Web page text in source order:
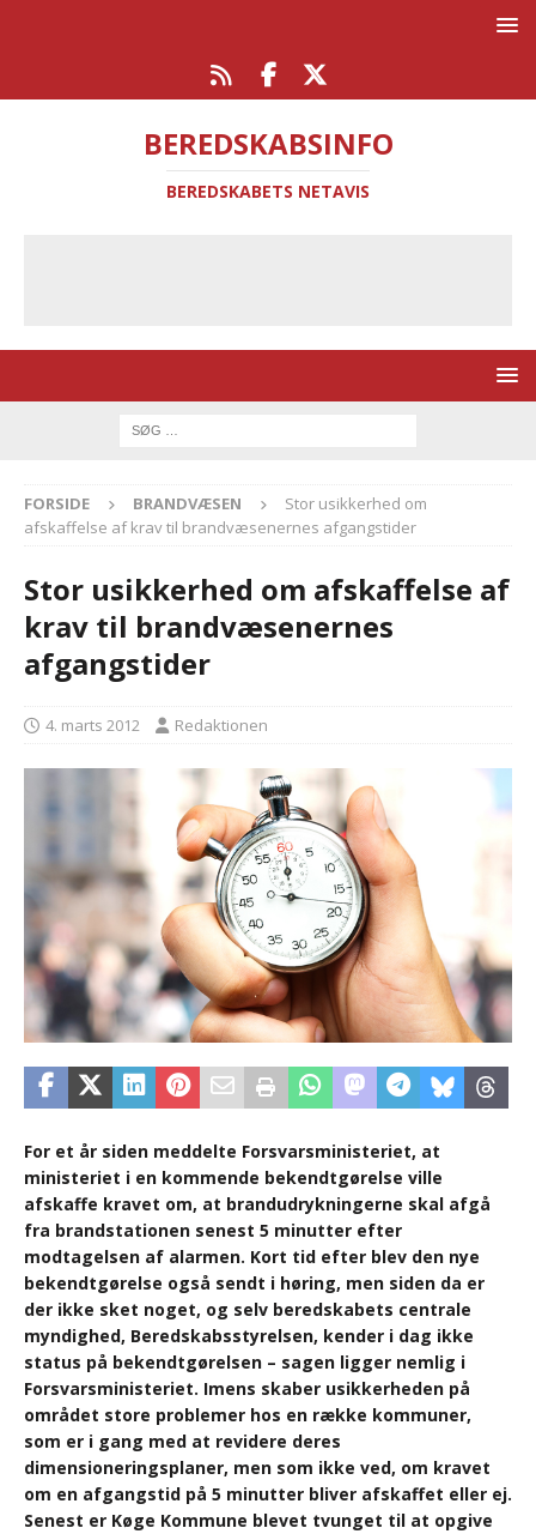
BEREDSKABSINFO
BEREDSKABETS NETAVIS
FORSIDE BRANDVÆSEN
Stor usikkerhed om
afskaffelse af krav til brandvæsenernes afgangstider
Stor usikkerhed om afskaffelse af
krav til brandvæsenernes
afgangstider
4. marts 2012 Redaktionen
For et år siden meddelte Forsvarsministeriet, at
ministeriet i en kommende bekendtgørelse ville
afskaffe kravet om, at brandudrykningerne skal afgå
fra brandstationen senest 5 minutter efter
modtagelsen af alarmen. Kort tid efter blev den nye
bekendtgørelse også sendt i høring, men siden da er
der ikke sket noget, og selv beredskabets centrale
myndighed, Beredskabsstyrelsen, kender i dag ikke
status på bekendtgørelsen – sagen ligger nemlig i
Forsvarsministeriet. Imens skaber usikkerheden på
området store problemer hos en række kommuner,
som er i gang med at revidere deres
dimensioneringsplaner, men som ikke ved, om kravet
om en afgangstid på 5 minutter bliver afskaffet eller ej.
Senest er Køge Kommune blevet tvunget til at opgive